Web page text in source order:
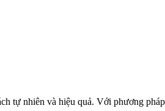
tự nhiên và hiệu quả. Với phương